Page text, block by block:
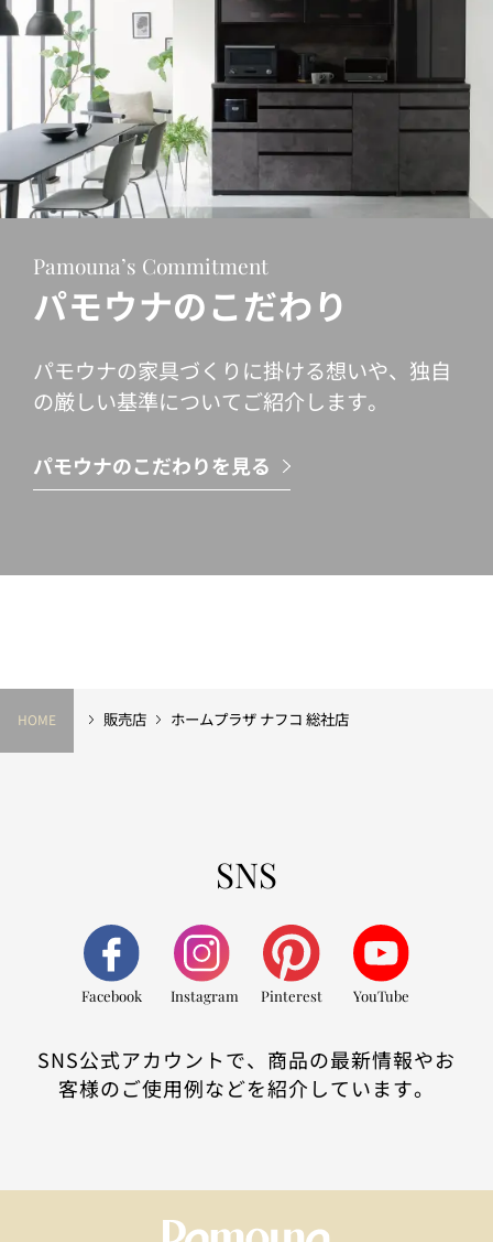
Pamouna’s Commitment
パモウナのこだわり
パモウナの家具づくりに掛ける想いや、独自
の厳しい基準についてご紹介します。
パモウナのこだわりを見る
HOME 販売店 ホームプラザ ナフコ 総社店
SNS
Facebook Instagram Pinterest YouTube
SNS公式アカウントで、商品の最新情報やお
客様のご使用例などを紹介しています。